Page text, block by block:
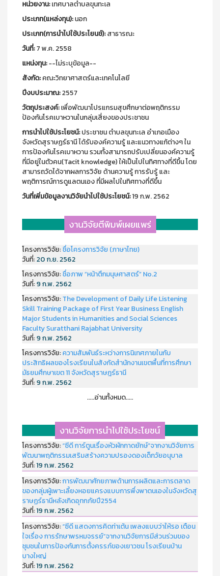
หน่วยงาน:เทศบาลตำบลขุนทะเล
ประเภท(แหล่งทุน):นอก
ประเภท(การนำไปใช้ประโยนช์):สาธารณะ
วันที่:7 พ.ค. 2558
แหน่งทุน:--ไม่ระบุข้อมูล--
สังกัด:คณะวิทยาศาสตร์และเทคโนโลยี
ปีงบประมาณ:2557
วัตถุประสงค์:เพื่อพัฒนาโปรแกรมสุขศึกษาต่อพฤติกรรม
ป้องกันโรคเบาหวานในกลุ่มเสี่ยงของประชาชน
การนำไปใช้ประโยชน์:ประชาชน ตำบลขุนทะเล อำเภอเมือง
จังหวัดสุราษฏร์ธานี ได้รับองค์ความรู้ และแนวทางแก้ต่างๆ ใน
การป้องกันโรคเบาหวาน รวมทั้งสามารถปรับเปลี่ยนองค์ความรู้
ที่มีอยู่ในตัวคน(Tacit knowledge) ให้เป็นไปในทิศทางที่ดีขึ้น โดย
สามารถวัดได้จากผลการวิจัย ด้านความรู้ การรับรู้ และ
พฤติการณ์การดูแลตนเอง ที่มีผลไปในทิศทางที่ดีขึ้น
วันที่เพิ่มข้อมูลงานวิจัยนำไปใช้ประโยชน์:19 ก.พ. 2562
งานวิจัยตีพิมพ์เผยแพร่
โครงการวิจัย:ชื่อโครงการวิจัย (ภาษาไทย)
วันที่:20 ก.ย. 2562
โครงการวิจัย:ชื่อภาพ “หน้าตึกมนุษศาสตร์” No.2
วันที่:9 ก.พ. 2562
โครงการวิจัย:The Development of Daily Life Listening
Skill Training Package of First Year Business English
Major Students in Humanities and Social Sciences
Faculty Suratthani Rajabhat University
วันที่:9 ก.พ. 2562
โครงการวิจัย:ความสัมพันธ์ระหว่างการนิเทศภายในกับ
ประสิทธิผลของโรงเรียนในสังกัดสำนักงานเขตพื้นที่การศึกษา
มัธยมศึกษาเขต 11 จังหวัดสุราษฎร์ธานี
วันที่:9 ก.พ. 2562
.....อ่านทั้งหมด.....
งานวิจัยการนำไปใช้ประโยชน์
โครงการวิจัย:“ซีดี การ์ตูนเรื่องหัวผักกาดยักษ์”จากงานวิจัยการ
พัฒนาพฤติกรรมเสริมสร้างความปรองดองเด็กวัยอนุบาล
วันที่:19 ก.พ. 2562
โครงการวิจัย:การพัฒนาศักยภาพด้านการผลิตและการตลาด
ของกลุ่มผู้เพาะเลี้ยงหอยแครงแบบการพึ่งพาตนเองในจังหวัดสุ
ราษฏร์ธานีหลังเกิดอุทกภัยปี2554
วันที่:19 ก.พ. 2562
โครงการวิจัย:“ซีดี แสดงการคิดท่าเต้น เพลงแบบว่าให้รอ เตือน
ใจเรื่อง การรักษาพรหมจรรย์”จากงานวิจัยการมีส่วนร่วมของ
ชุมชนในการป้องกันการตั้งครรภ์ของเยาวชน โรงเรียนบ้าน
บางใหญ่
วันที่:19 ก.พ. 2562